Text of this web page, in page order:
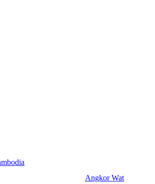
Angkor Wat